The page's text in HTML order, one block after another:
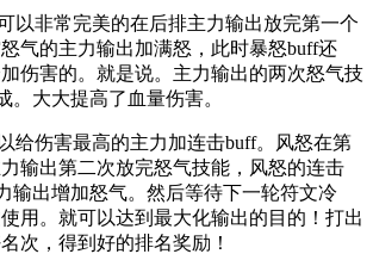
以非常完美的在后排主力输出放完第一个
气的主力输出加满怒，此时暴怒buff还
伤害的。就是说。主力输出的两次怒气技
。大大提高了血量伤害。
给伤害最高的主力加连击buff。风怒在第
输出第二次放完怒气技能，风怒的连击
输出增加怒气。然后等待下一轮符文冷
用。就可以达到最大化输出的目的！打出
次，得到好的排名奖励！